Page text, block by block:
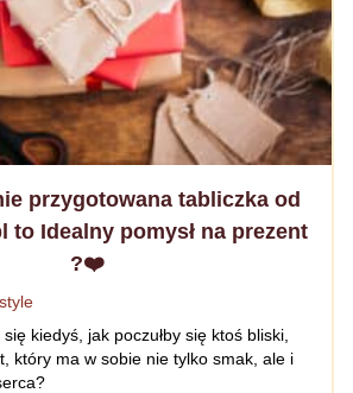
przygotowana tabliczka od
to Idealny pomysł na prezent
?❤️
kiedyś, jak poczułby się ktoś bliski,
który ma w sobie nie tylko smak, ale i